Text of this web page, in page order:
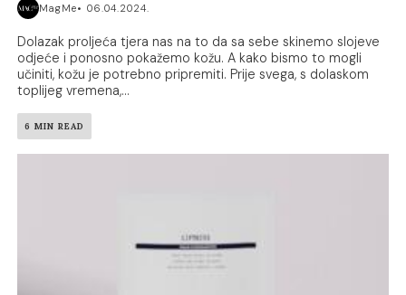
MagMe 06.04.2024.
Dolazak proljeća tjera nas na to da sa sebe skinemo slojeve
odjeće i ponosno pokažemo kožu. A kako bismo to mogli
učiniti, kožu je potrebno pripremiti. Prije svega, s dolaskom
toplijeg vremena,...
6 MIN READ